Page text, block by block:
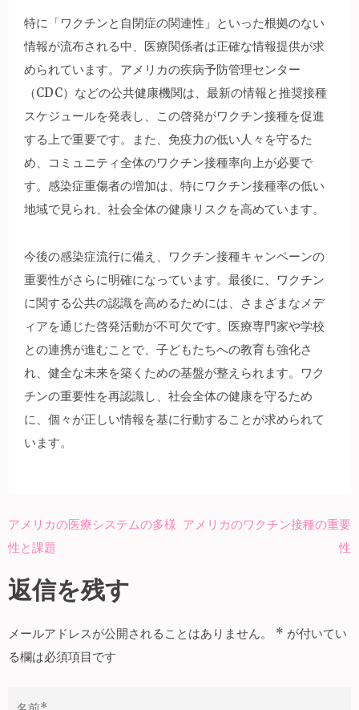
特に「ワクチンと自閉症の関連性」といった根拠のない
情報が流布される中、医療関係者は正確な情報提供が求
められています。アメリカの疾病予防管理センター
（CDC）などの公共健康機関は、最新の情報と推奨接種
スケジュールを発表し、この啓発がワクチン接種を促進
する上で重要です。また、免疫力の低い人々を守るた
め、コミュニティ全体のワクチン接種率向上が必要で
す。感染症重傷者の増加は、特にワクチン接種率の低い
地域で見られ、社会全体の健康リスクを高めています。
今後の感染症流行に備え、ワクチン接種キャンペーンの
重要性がさらに明確になっています。最後に、ワクチン
に関する公共の認識を高めるためには、さまざまなメデ
ィアを通じた啓発活動が不可欠です。医療専門家や学校
との連携が進むことで、子どもたちへの教育も強化さ
れ、健全な未来を築くための基盤が整えられます。ワク
チンの重要性を再認識し、社会全体の健康を守るため
に、個々が正しい情報を基に行動することが求められて
います。
投
ナ
ビ
ゲ
ー
ョ
アメリカの医療システムの多様
性と課題
アメリカのワクチン接種の重要
性
返信を残す
メールアドレスが公開されることはありません。 * が付いてい
る欄は必須項目です